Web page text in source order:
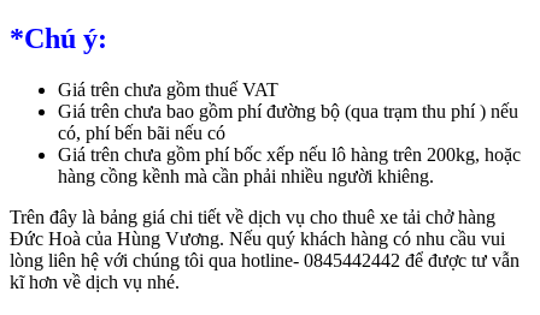
*Chú ý:
Giá trên chưa gồm thuế VAT
Giá trên chưa bao gồm phí đường bộ (qua trạm thu phí ) nếu
có, phí bến bãi nếu có
Giá trên chưa gồm phí bốc xếp nếu lô hàng trên 200kg, hoặc
hàng cồng kềnh mà cần phải nhiều người khiêng.
Trên đây là bảng giá chi tiết về dịch vụ cho thuê xe tải chở hàng
Đức Hoà của Hùng Vương. Nếu quý khách hàng có nhu cầu vui
lòng liên hệ với chúng tôi qua hotline- 0845442442 để được tư vẫn
kĩ hơn về dịch vụ nhé.